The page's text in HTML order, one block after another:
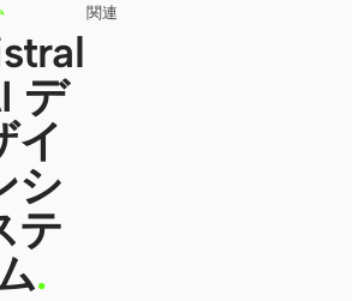
HTML Anything
HTML Video
関連
デ
イ
シ
テ
.